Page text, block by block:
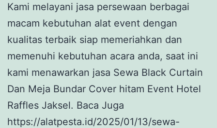
Kami melayani jasa persewaan berbagai
macam kebutuhan alat event dengan
kualitas terbaik siap memeriahkan dan
memenuhi kebutuhan acara anda, saat ini
kami menawarkan jasa Sewa Black Curtain
Dan Meja Bundar Cover hitam Event Hotel
Raffles Jaksel. Baca Juga
https://alatpesta.id/2025/01/13/sewa-